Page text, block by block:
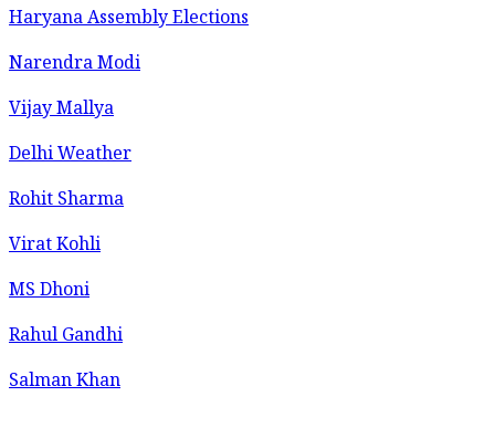
Haryana Assembly Elections
Narendra Modi
Vijay Mallya
Delhi Weather
Rohit Sharma
Virat Kohli
MS Dhoni
Rahul Gandhi
Salman Khan